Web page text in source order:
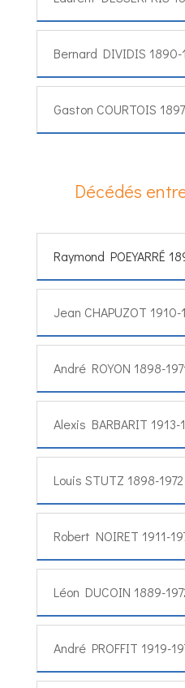
Bernard DIVIDIS 1890-
Gaston COURTOIS
Décédés
Raymond POEYARRÉ
Jean CHAPUZOT 1910-
André ROYON 1898-
Alexis BARBARIT 1913-
Louis STUTZ 1898-1972
Robert NOIRET 1911-
Léon DUCOIN 1889-
André PROFFIT 1919-